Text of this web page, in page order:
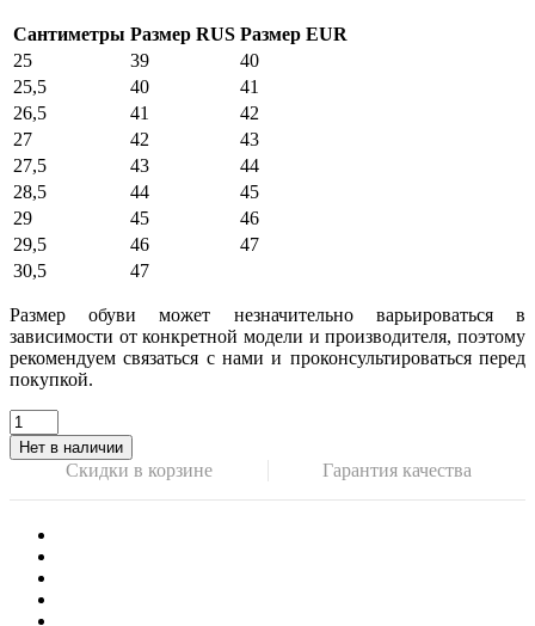
Сантиметры Размер RUS Размер EUR
25
39
40
25,5
40
41
26,5
41
42
27
42
43
27,5
43
44
28,5
44
45
29
45
46
29,5
46
47
30,5
47
Размер обуви может незначительно варьироваться в
зависимости от конкретной модели и производителя, поэтому
рекомендуем связаться с нами и проконсультироваться перед
покупкой.
Нет в наличии
Скидки в корзине Гарантия качества